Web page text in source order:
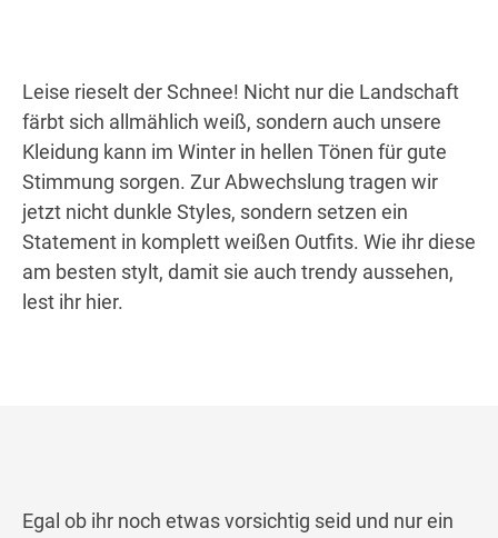
Leise rieselt der Schnee! Nicht nur die Landschaft
färbt sich allmählich weiß, sondern auch unsere
Kleidung kann im Winter in hellen Tönen für gute
Stimmung sorgen. Zur Abwechslung tragen wir
jetzt nicht dunkle Styles, sondern setzen ein
Statement in komplett weißen Outfits. Wie ihr diese
am besten stylt, damit sie auch trendy aussehen,
lest ihr hier.
Egal ob ihr noch etwas vorsichtig seid und nur ein